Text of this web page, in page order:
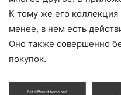
К тому же его
менее, в нем есть
Оно также совершенно
покупок.